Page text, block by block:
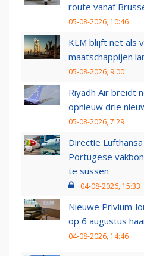
route vanaf
05-08-2026, 10:46
KLM blijft net als
maatschappijen
05-08-2026, 9:00
Riyadh Air breidt
opnieuw drie
05-08-2026, 7:29
Directie
Portugese
te sussen
04-08-2026, 15:33
Nieuwe Privium-
op 6 augustus
04-08-2026, 14:46